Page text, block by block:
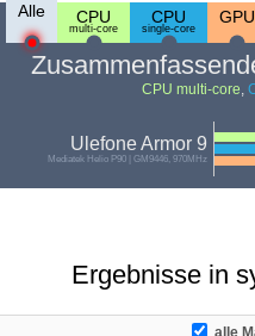
Alle CPU
multi-core
CPU
single-core
GPU
CPU multi-core,
Ulefone Armor 9
Mediatek Helio P90 | GM9446, 970MHz
Ergebnisse in
alle